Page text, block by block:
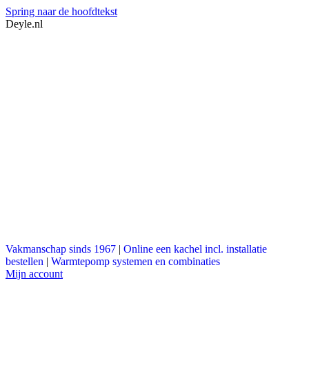
Spring naar de hoofdtekst
Deyle.nl
Vakmanschap sinds 1967 | Online een kachel incl. installatie
bestellen | Warmtepomp systemen en combinaties
Mijn account